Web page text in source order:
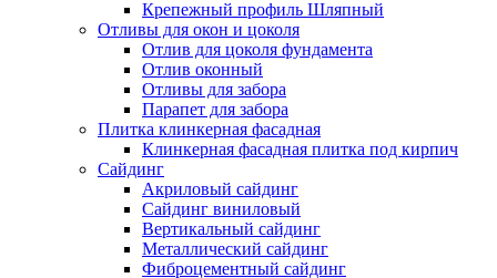
Крепежный профиль Шляпный
Отливы для окон и цоколя
Отлив для цоколя фундамента
Отлив оконный
Отливы для забора
Парапет для забора
Плитка клинкерная фасадная
Клинкерная фасадная плитка под кирпич
Сайдинг
Акриловый сайдинг
Сайдинг виниловый
Вертикальный сайдинг
Металлический сайдинг
Фиброцементный сайдинг